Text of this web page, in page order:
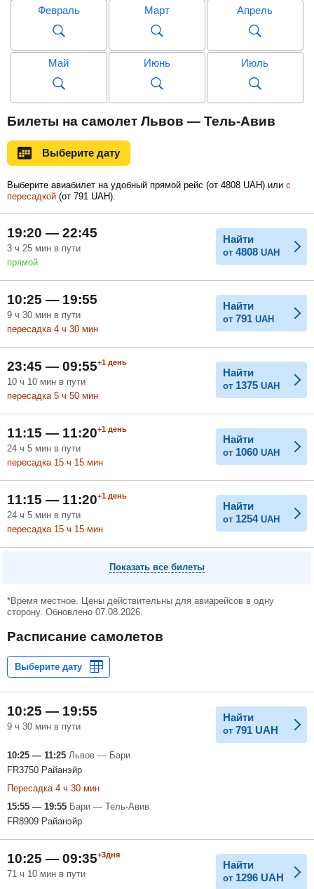
Февраль Март Апрель
Май Июнь Июль
Сентябрь Октябрь
Ноябрь
Билеты на самолет Львов — Тель-Авив
Выберите дату
Выберите авиабилет на удобный прямой рейс (от 4808 UAH) или с
пересадкой (от 791 UAH).
19:20 — 22:45
3 ч 25 мин в пути
прямой
Найти
от 4808 UAH
10:25 — 19:55
9 ч 30 мин в пути
пересадка 4 ч 30 мин
Найти
от 791 UAH
23:45 — 09:55+1 день
10 ч 10 мин в пути
пересадка 5 ч 50 мин
Найти
от 1375 UAH
11:15 — 11:20+1 день
24 ч 5 мин в пути
пересадка 15 ч 15 мин
Найти
от 1060 UAH
11:15 — 11:20+1 день
24 ч 5 мин в пути
пересадка 15 ч 15 мин
Найти
от 1254 UAH
Показать все билеты
*Время местное. Цены действительны для авиарейсов в одну
сторону. Обновлено 07.08.2026.
Расписание самолетов
10:25 — 19:55
9 ч 30 мин в пути
Найти
от 791 UAH
10:25 — 11:25 Львов — Бари
FR3750 Райанэйр
Пересадка 4 ч 30 мин
15:55 — 19:55 Бари — Тель-Авив
FR8909 Райанэйр
10:25 — 09:35+3дня
71 ч 10 мин в пути
Найти
от 1296 UAH